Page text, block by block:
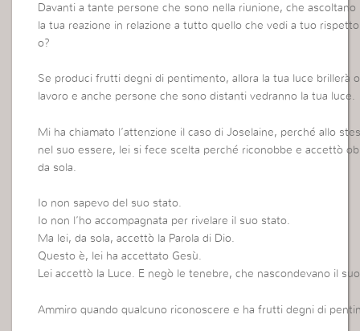
Davanti a tante persone che sono nella riunione, che
la tua reazione in relazione a tutto quello che vedi a tuo
o?
Se produci frutti degni di pentimento, allora la tua luce brillerà
lavoro e anche persone che sono distanti vedranno la tua luce.
Mi ha chiamato l’attenzione il caso di Joselaine, perché allo
nel suo essere, lei si fece scelta perché riconobbe e accettò
da sola.
Io non sapevo del suo stato.
Io non l’ho accompagnata per rivelare il suo stato.
Ma lei, da sola, accettò la Parola di Dio.
Questo è, lei ha accettato Gesù.
Lei accettò la Luce. E negò le tenebre, che nascondevano il
Ammiro quando qualcuno riconoscere e ha frutti degni di